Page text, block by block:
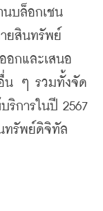
นบล็อกเชน
ยสินทรัพย์
อกและเสนอ
น ๆ รวมทั้งจัด
การในปี 2567
ทรัพย์ดิจิทัล